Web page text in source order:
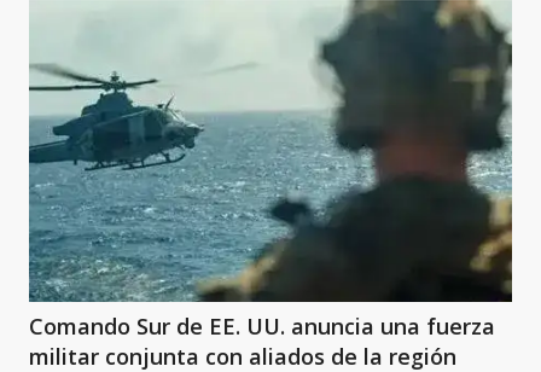
Comando Sur de EE. UU. anuncia una fuerza
militar conjunta con aliados de la región